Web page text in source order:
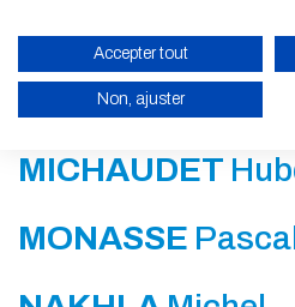
ACTIVER LE
MESNILRomain
MEUNIERFrédéric
MICHAUDET
MONASSE Pascal
Accepter tout
Non, ajuster